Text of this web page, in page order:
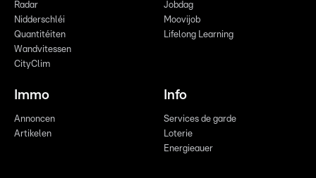
Radar
Nidderschléi
Quantitéiten
Wandvitessen
CityClim
Jobdag
Moovijob
Lifelong Learning
Immo
Annoncen
Artikelen
Info
Services de garde
Loterie
Energieauer